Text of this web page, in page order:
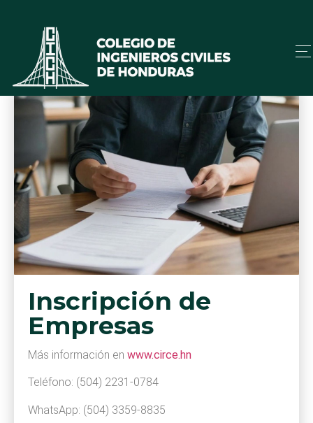
Inscripción de
Empresas
Más información en www.circe.hn
Teléfono: (504) 2231-0784
WhatsApp: (504) 3359-8835